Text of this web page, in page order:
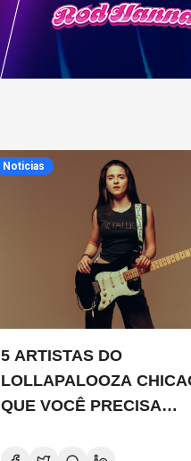
Noticias
5 ARTISTAS DO
LOLLAPALOOZA
QUE VOCÊ PRECISA